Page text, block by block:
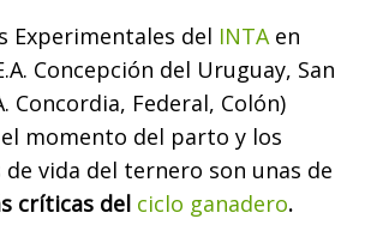
Experimentales del INTA en
Concepción del Uruguay, San
Concordia, Federal, Colón)
momento del parto y los
vida del ternero son unas de
críticas del ciclo ganadero.